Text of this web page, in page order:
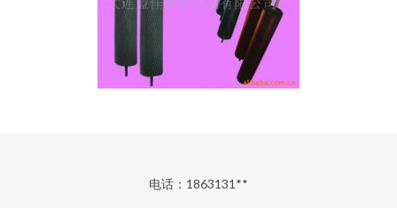
电话：1863131**